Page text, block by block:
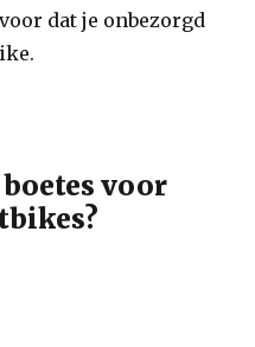
dat je onbezorgd
voor